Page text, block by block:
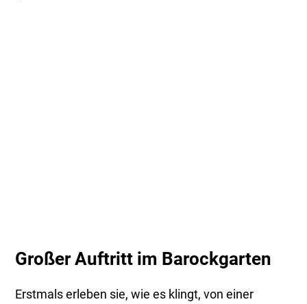
Großer Auftritt im Barockgarten
Erstmals erleben sie, wie es klingt, von einer